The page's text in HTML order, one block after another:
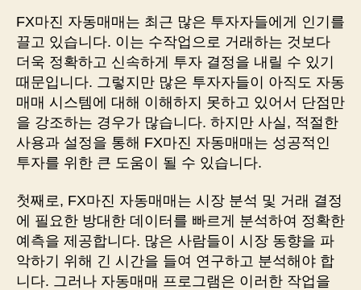
FX마진 자동매매는 최근 많은 투자자들에게 인기를
끌고 있습니다. 이는 수작업으로 거래하는 것보다
더욱 정확하고 신속하게 투자 결정을 내릴 수 있기
때문입니다. 그렇지만 많은 투자자들이 아직도 자동
매매 시스템에 대해 이해하지 못하고 있어서 단점만
을 강조하는 경우가 많습니다. 하지만 사실, 적절한
사용과 설정을 통해 FX마진 자동매매는 성공적인
투자를 위한 큰 도움이 될 수 있습니다.
첫째로, FX마진 자동매매는 시장 분석 및 거래 결정
에 필요한 방대한 데이터를 빠르게 분석하여 정확한
예측을 제공합니다. 많은 사람들이 시장 동향을 파
악하기 위해 긴 시간을 들여 연구하고 분석해야 합
니다. 그러나 자동매매 프로그램은 이러한 작업을